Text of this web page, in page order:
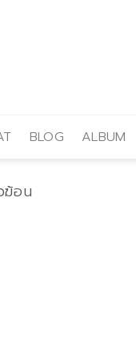
BLOG ALBUM
ฆ้อน